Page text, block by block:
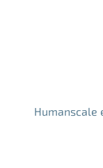
Humanscale